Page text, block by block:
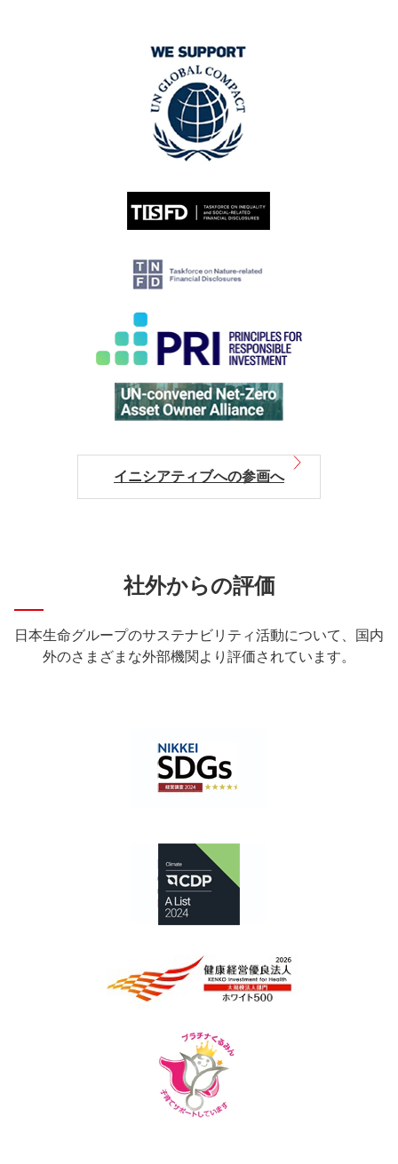
イニシアティブへの参画へ
社外からの評価
日本生命グループのサステナビリティ活動について、国内
外のさまざまな外部機関より評価されています。